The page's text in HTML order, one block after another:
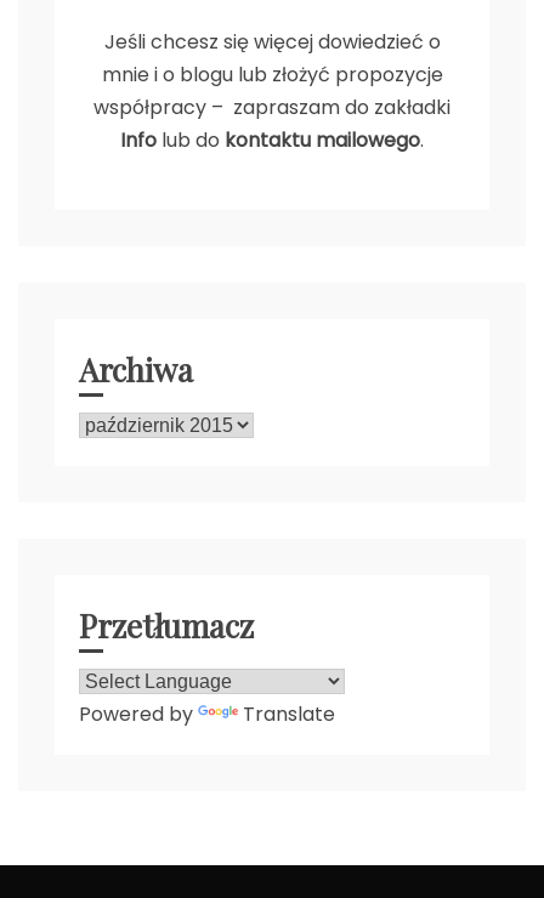
Jeśli chcesz się więcej dowiedzieć o
mnie i o blogu lub złożyć propozycje
współpracy – zapraszam do zakładki
Info lub do kontaktu mailowego.
Archiwa
Archiwa
Przetłumacz
Powered by Translate